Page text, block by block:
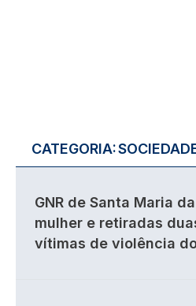
CATEGORIA:
GNR de Santa Maria
mulher e retiradas
vítimas de violência